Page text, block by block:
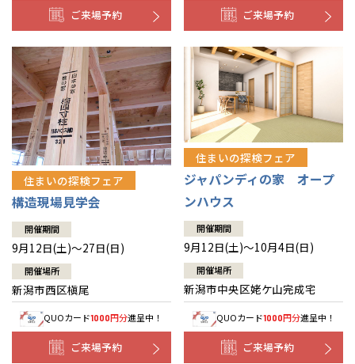
ご来場予約 ご来場予約
住まいの探検フェア
構造現場見学会
開催期間
9月12日(土)～27日(日)
開催場所
新潟市西区槇尾
QUOカード1000円分進呈中！
ご来場予約
住まいの探検フェア
ジャパンディの家 オープ
ンハウス
開催期間
9月12日(土)～10月4日(日)
開催場所
新潟市中央区姥ケ山完成宅
QUOカード1000円分進呈中！
ご来場予約